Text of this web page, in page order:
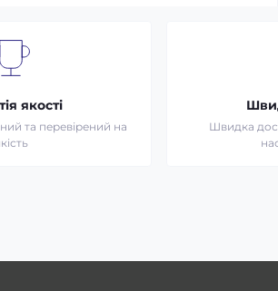
якості
та перевірений на
Швидка